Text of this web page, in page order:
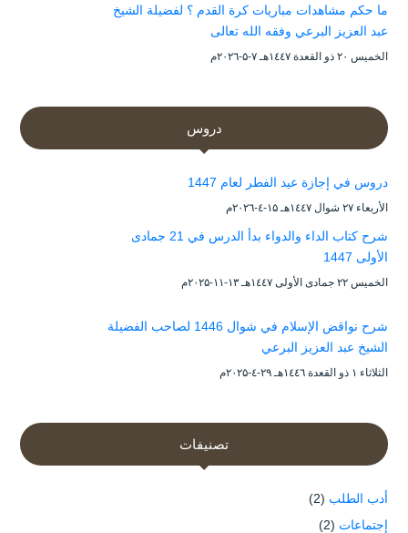
ما حكم مشاهدات مباريات كرة القدم ؟ لفضيلة الشيخ
عبد العزيز البرعي وفقه الله تعالى
الخميس ۲۰ ذو القعدة ۱٤٤۷هـ ۷-۵-۲۰۲٦م
دروس
دروس في إجازة عيد الفطر لعام 1447
الأربعاء ۲۷ شوال ۱٤٤۷هـ ۱۵-٤-۲۰۲٦م
شرح كتاب الداء والدواء بدأ الدرس في 21 جمادى
الأولى 1447
الخميس ۲۲ جمادى الأولى ۱٤٤۷هـ ۱۳-۱۱-۲۰۲۵م
شرح نواقض الإسلام في شوال 1446 لصاحب الفضيلة
الشيخ عبد العزيز البرعي
الثلاثاء ۱ ذو القعدة ۱٤٤٦هـ ۲۹-٤-۲۰۲۵م
تصنيفات
أدب الطلب (2)
إجتماعات (2)